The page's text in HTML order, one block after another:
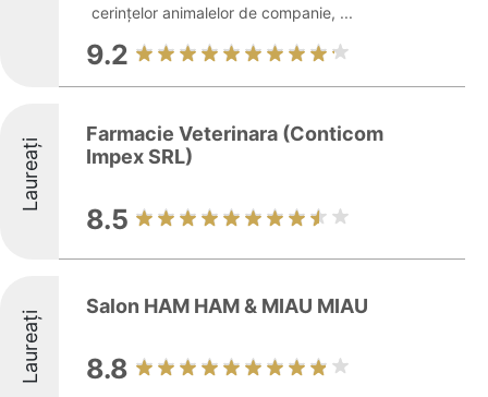
cerințelor animalelor de companie, ...
9.2
Laureați
Farmacie Veterinara (Conticom
Impex SRL)
8.5
Laureați
Salon HAM HAM & MIAU MIAU
8.8